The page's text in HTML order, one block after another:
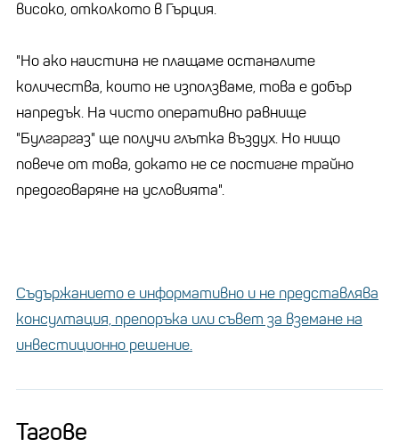
високо, отколкото в Гърция.
"Но ако наистина не плащаме останалите
количества, които не използваме, това е добър
напредък. На чисто оперативно равнище
"Булгаргаз" ще получи глътка въздух. Но нищо
повече от това, докато не се постигне трайно
предоговаряне на условията".
Съдържанието е информативно и не представлява
консултация, препоръка или съвет за вземане на
инвестиционно решение.
Тагове